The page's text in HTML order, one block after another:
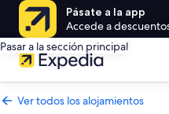
Pásate a la app
Accede a
Pasar a la sección principal
Ver todos los alojamientos